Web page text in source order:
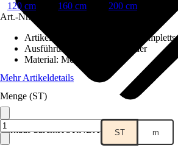
Verkauf durch:HORNBACH
120 cm
160 cm
200 cm
Art.-Nr.
Artikeltyp
Gardinenstangen
Ausführung Endstück
Zylinder
Material: Metall
Mehr Artikeldetails
Menge (ST)
ST m